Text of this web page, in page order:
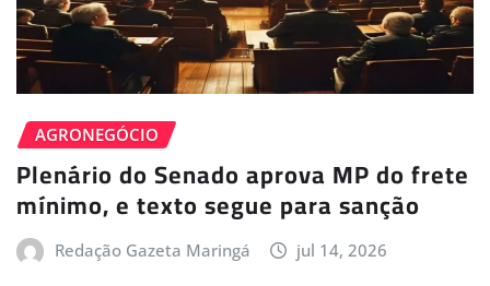
AGRONEGÓCIO
Plenário do Senado aprova MP do frete
mínimo, e texto segue para sanção
Redação Gazeta Maringá jul 14, 2026